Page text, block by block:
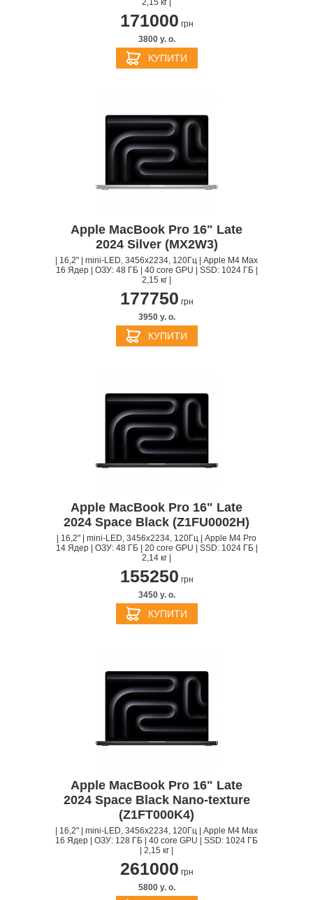
2,15 кг |
171000 грн
3800 y. о.
КУПИТИ
Apple MacBook Pro 16" Late
2024 Silver (MX2W3)
| 16,2" | mini-LED, 3456x2234, 120Гц | Apple M4 Max
16 Ядер | ОЗУ: 48 ГБ | 40 core GPU | SSD: 1024 ГБ |
2,15 кг |
177750 грн
3950 y. о.
КУПИТИ
Apple MacBook Pro 16" Late
2024 Space Black (Z1FU0002H)
| 16,2" | mini-LED, 3456x2234, 120Гц | Apple M4 Pro
14 Ядер | ОЗУ: 48 ГБ | 20 core GPU | SSD: 1024 ГБ |
2,14 кг |
155250 грн
3450 y. о.
КУПИТИ
Apple MacBook Pro 16" Late
2024 Space Black Nano-texture
(Z1FT000K4)
| 16,2" | mini-LED, 3456x2234, 120Гц | Apple M4 Max
16 Ядер | ОЗУ: 128 ГБ | 40 core GPU | SSD: 1024 ГБ
| 2,15 кг |
261000 грн
5800 y. о.